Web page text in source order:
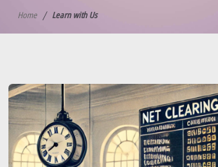
Home Learn with Us